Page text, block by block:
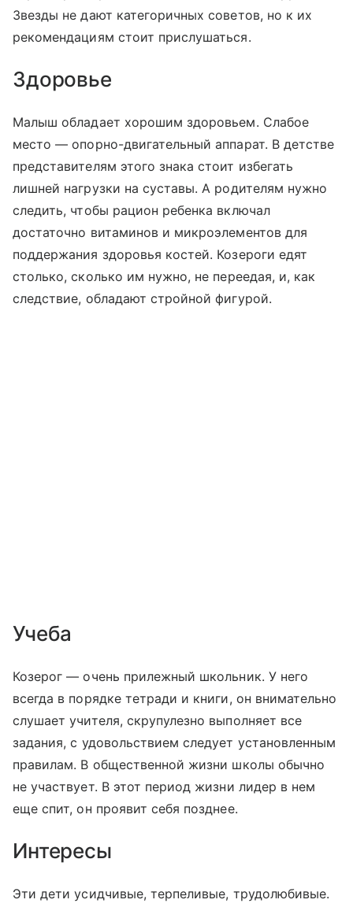
Звезды не дают категоричных советов, но к их
рекомендациям стоит прислушаться.
Здоровье
Малыш обладает хорошим здоровьем. Слабое
место — опорно-двигательный аппарат. В детстве
представителям этого знака стоит избегать
лишней нагрузки на суставы. А родителям нужно
следить, чтобы рацион ребенка включал
достаточно витаминов и микроэлементов для
поддержания здоровья костей. Козероги едят
столько, сколько им нужно, не переедая, и, как
следствие, обладают стройной фигурой.
Учеба
Козерог — очень прилежный школьник. У него
всегда в порядке тетради и книги, он внимательно
слушает учителя, скрупулезно выполняет все
задания, с удовольствием следует установленным
правилам. В общественной жизни школы обычно
не участвует. В этот период жизни лидер в нем
еще спит, он проявит себя позднее.
Интересы
Эти дети усидчивые, терпеливые, трудолюбивые.